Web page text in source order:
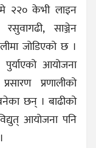
२२० केभी लाइन
साञ्जेन
जोडिएको छ ।
आयोजना
प्रणालीको
छन् । बाढीको
आयोजना पनि